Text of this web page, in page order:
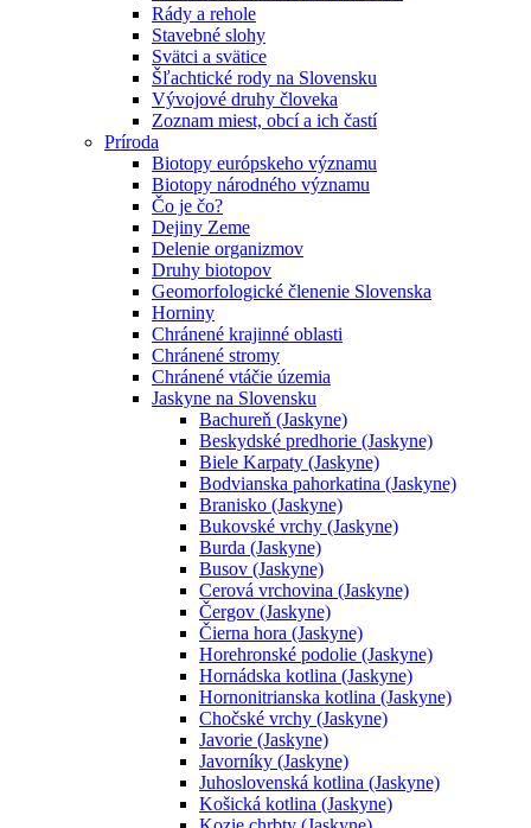
Rády a rehole
Stavebné slohy
Svätci a svätice
Šľachtické rody na Slovensku
Vývojové druhy človeka
Zoznam miest, obcí a ich častí
Príroda
Biotopy európskeho významu
Biotopy národného významu
Čo je čo?
Dejiny Zeme
Delenie organizmov
Druhy biotopov
Geomorfologické členenie Slovenska
Horniny
Chránené krajinné oblasti
Chránené stromy
Chránené vtáčie územia
Jaskyne na Slovensku
Bachureň (Jaskyne)
Beskydské predhorie (Jaskyne)
Biele Karpaty (Jaskyne)
Bodvianska pahorkatina (Jaskyne)
Branisko (Jaskyne)
Bukovské vrchy (Jaskyne)
Burda (Jaskyne)
Busov (Jaskyne)
Cerová vrchovina (Jaskyne)
Čergov (Jaskyne)
Čierna hora (Jaskyne)
Horehronské podolie (Jaskyne)
Hornádska kotlina (Jaskyne)
Hornonitrianska kotlina (Jaskyne)
Chočské vrchy (Jaskyne)
Javorie (Jaskyne)
Javorníky (Jaskyne)
Juhoslovenská kotlina (Jaskyne)
Košická kotlina (Jaskyne)